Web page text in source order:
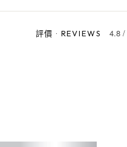
評價 · REVIEWS 4.8